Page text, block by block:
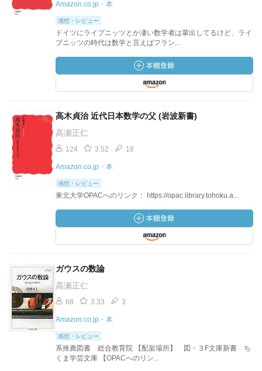
Amazon.co.jp・本
感想・レビュー
ドイツにライプニッツとか凄い数学者は輩出してるけど、ライ
プニッツの時代は数学と言えばフラン...
高木貞治 近代日本数学の父 (岩波新書)
高瀬正仁
124 3.52 18
Amazon.co.jp・本
感想・レビュー
東北大学OPACへのリンク： https://opac.library.tohoku.a...
ガウスの数論
高瀬正仁
68 3.33 3
Amazon.co.jp・本
感想・レビュー
系推薦図書 総合教育院 【配架場所】 図・３F文庫新書 ち
くま学芸文庫 【OPACへのリン...